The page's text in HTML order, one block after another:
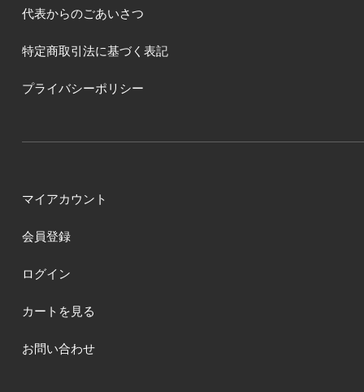
代表からのごあいさつ
特定商取引法に基づく表記
プライバシーポリシー
マイアカウント
会員登録
ログイン
カートを見る
お問い合わせ